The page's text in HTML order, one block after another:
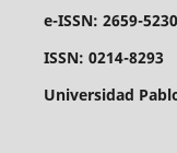
e-ISSN: 2659-5230
ISSN: 0214-8293
Universidad